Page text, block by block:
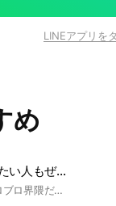
LINEアプリを
め
ロブロ界隈こよ！雑談したい人もぜひ！
みた？みたよね！！ ここはロブロ界隈だよん すきなようによんで遊んでって？ なんか雑談多いくてやばいけど 楽しいよ！ライトとかも開くし 若い子も多い！ ぜひきてね！ #ロブロックス #ロブロ #雑談 #ライト